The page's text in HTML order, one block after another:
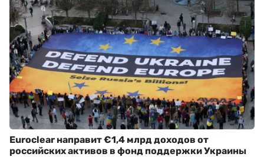
Euroclear направит €1,4 млрд доходов от
российских активов в фонд поддержки Украины